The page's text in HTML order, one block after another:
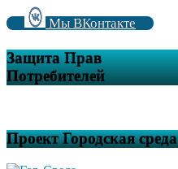
Мы ВКонтакте
Защита Прав
Потребителей
Проект Городская среда